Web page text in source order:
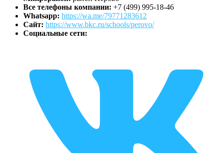
Все телефоны компании: +7 (499) 995-18-46
Whatsapp: https://wa.me/79771283612
Сайт: https://www.bkc.ru/schools/perovo/
Социальные сети: